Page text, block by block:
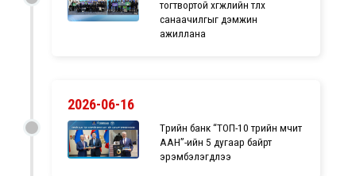
тогтвортой хөгжлийн төлөөх
санаачилгыг дэмжин
ажиллана
2026-06-16
Төрийн банк “ТОП-10 төрийн өмчит
ААН”-ийн 5 дугаар байрт
эрэмбэлэгдлээ